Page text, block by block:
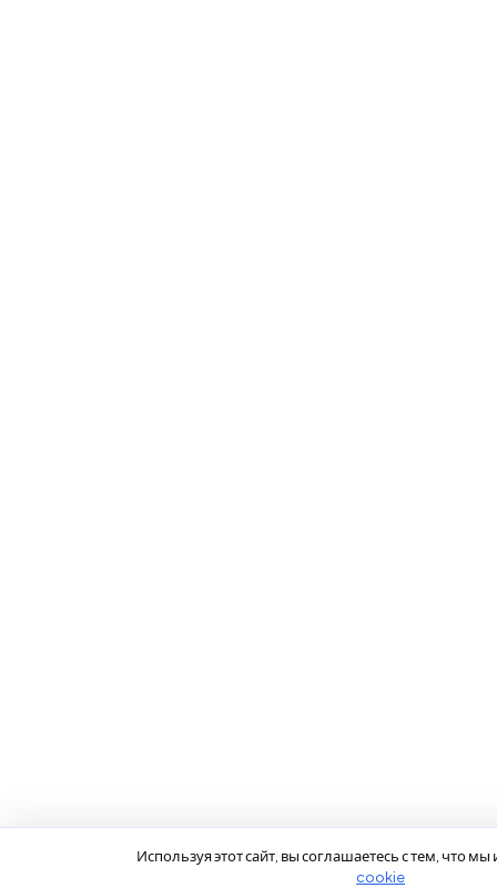
Используя этот сайт, вы соглашаетесь с тем, что
cookie